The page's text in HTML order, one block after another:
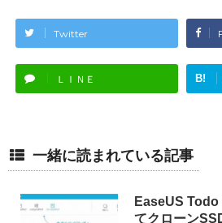
Twitter
ＬＩＮＥ B!
一緒に読まれている記事
EaseUS
てクローン